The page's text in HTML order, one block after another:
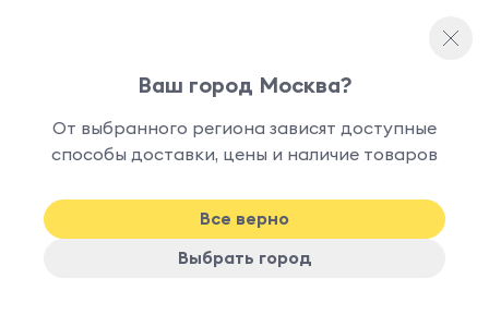
Хит
Ваш город Москва?
От выбранного региона зависят доступные
способы доставки, цены и наличие товаров
Все верно
Выбрать город